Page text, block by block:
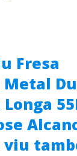
Fresa
Metal